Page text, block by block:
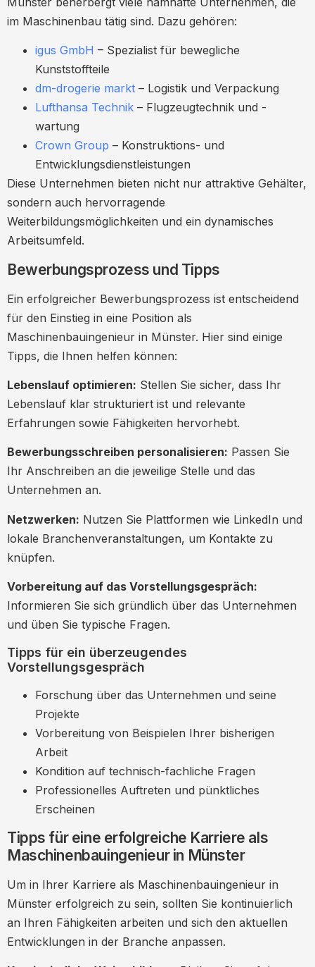
im Maschinenbau tätig sind. Dazu gehören:
igus GmbH – Spezialist für bewegliche
Kunststoffteile
dm-drogerie markt – Logistik und Verpackung
Lufthansa Technik – Flugzeugtechnik und -
wartung
Crown Group – Konstruktions- und
Entwicklungsdienstleistungen
Diese Unternehmen bieten nicht nur attraktive Gehälter,
sondern auch hervorragende
Weiterbildungsmöglichkeiten und ein dynamisches
Arbeitsumfeld.
Bewerbungsprozess und Tipps
Ein erfolgreicher Bewerbungsprozess ist entscheidend
für den Einstieg in eine Position als
Maschinenbauingenieur in Münster. Hier sind einige
Tipps, die Ihnen helfen können:
Lebenslauf optimieren: Stellen Sie sicher, dass Ihr
Lebenslauf klar strukturiert ist und relevante
Erfahrungen sowie Fähigkeiten hervorhebt.
Bewerbungsschreiben personalisieren: Passen Sie
Ihr Anschreiben an die jeweilige Stelle und das
Unternehmen an.
Netzwerken: Nutzen Sie Plattformen wie LinkedIn und
lokale Branchenveranstaltungen, um Kontakte zu
knüpfen.
Vorbereitung auf das Vorstellungsgespräch:
Informieren Sie sich gründlich über das Unternehmen
und üben Sie typische Fragen.
Tipps für ein überzeugendes
Vorstellungsgespräch
Forschung über das Unternehmen und seine
Projekte
Vorbereitung von Beispielen Ihrer bisherigen
Arbeit
Kondition auf technisch-fachliche Fragen
Professionelles Auftreten und pünktliches
Erscheinen
Tipps für eine erfolgreiche Karriere als
Maschinenbauingenieur in Münster
Um in Ihrer Karriere als Maschinenbauingenieur in
Münster erfolgreich zu sein, sollten Sie kontinuierlich
an Ihren Fähigkeiten arbeiten und sich den aktuellen
Entwicklungen in der Branche anpassen.